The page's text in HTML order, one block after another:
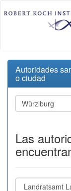
Autoridades
o ciudad
Las